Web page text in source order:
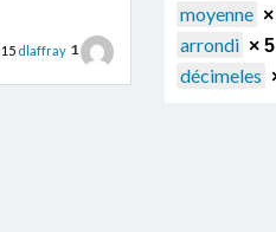
dlaffray 1
moyenne
arrondi × 5
décimeles